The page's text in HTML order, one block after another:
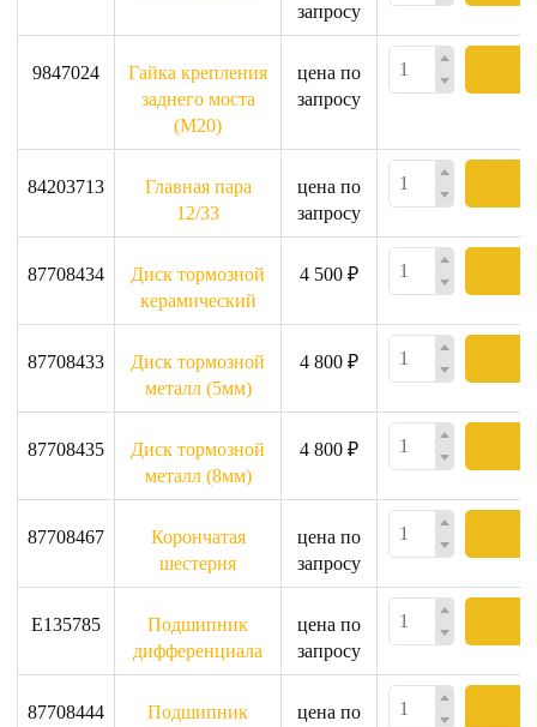
запросу
9847024
Гайка крепления
заднего моста
(M20)
цена по
запросу
84203713
Главная пара
12/33
цена по
запросу
87708434
Диск тормозной
керамический
4 500 ₽
87708433
Диск тормозной
металл (5мм)
4 800 ₽
87708435
Диск тормозной
металл (8мм)
4 800 ₽
87708467
Корончатая
шестерня
цена по
запросу
E135785
Подшипник
дифференциала
цена по
запросу
87708444
Подшипник
цена по